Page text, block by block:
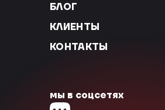
БЛОГ
КЛИЕНТЫ
КОНТАКТЫ
мы в соцсетях